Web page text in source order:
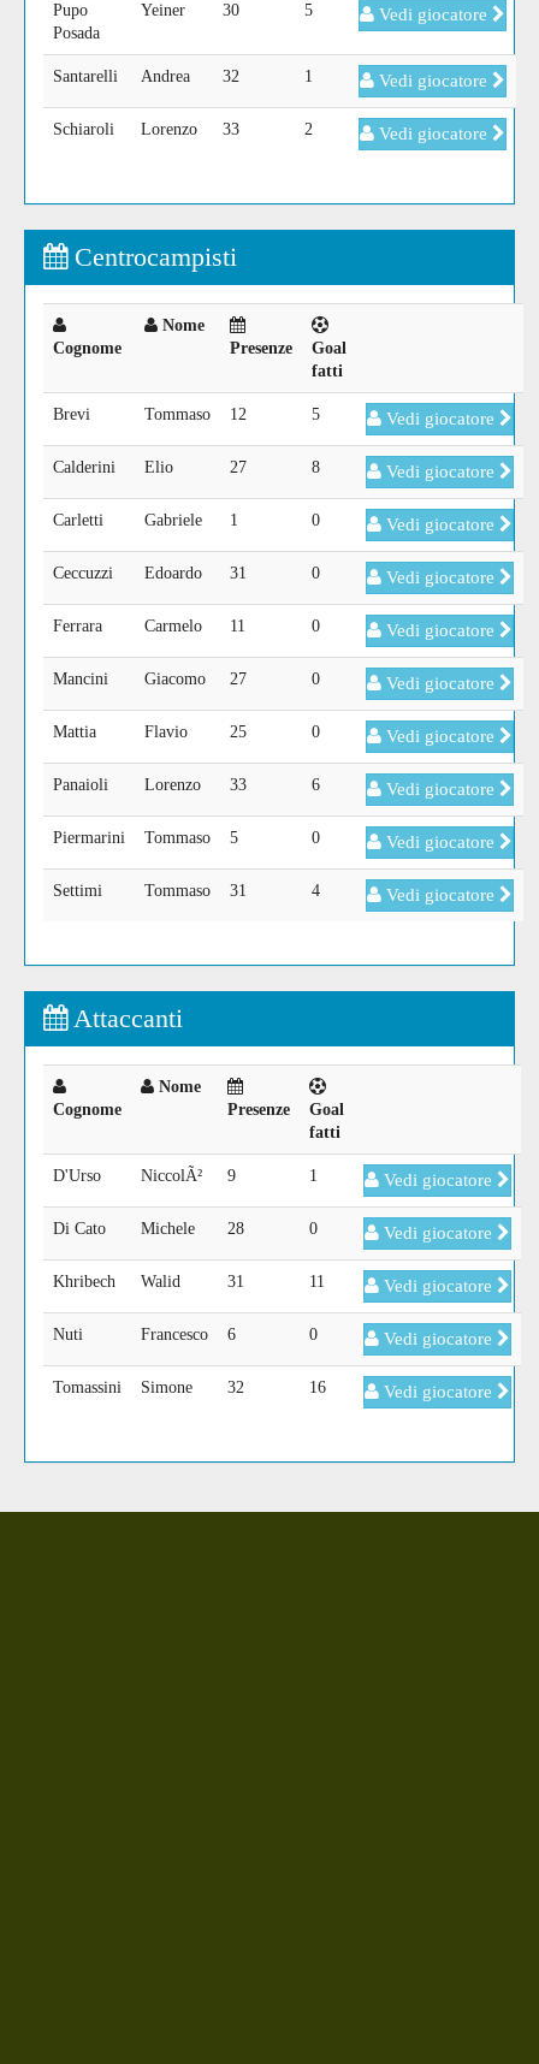
Pupo
Posada
Yeiner 30 5 Vedi giocatore
Santarelli Andrea 32 1 Vedi giocatore
Schiaroli Lorenzo 33 2 Vedi giocatore
Centrocampisti
Cognome
Nome
Presenze
Goal
fatti
Brevi Tommaso 12 5 Vedi giocatore
Calderini Elio 27 8 Vedi giocatore
Carletti Gabriele 1 0 Vedi giocatore
Ceccuzzi Edoardo 31 0 Vedi giocatore
Ferrara Carmelo 11 0 Vedi giocatore
Mancini Giacomo 27 0 Vedi giocatore
Mattia Flavio 25 0 Vedi giocatore
Panaioli Lorenzo 33 6 Vedi giocatore
Piermarini Tommaso 5 0 Vedi giocatore
Settimi Tommaso 31 4 Vedi giocatore
Attaccanti
Cognome
Nome
Presenze
Goal
fatti
D'Urso NiccolÃ² 9 1 Vedi giocatore
Di Cato Michele 28 0 Vedi giocatore
Khribech Walid 31 11 Vedi giocatore
Nuti Francesco 6 0 Vedi giocatore
Tomassini Simone 32 16 Vedi giocatore